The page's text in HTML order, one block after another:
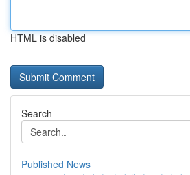
HTML is disabled
Search
Published News